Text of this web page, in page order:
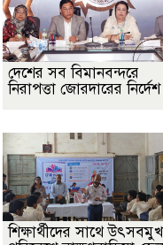
দেশের সব বিমানবন্দরে
নিরাপত্তা জোরদারের নির্দেশ
শিক্ষার্থীদের সাথে